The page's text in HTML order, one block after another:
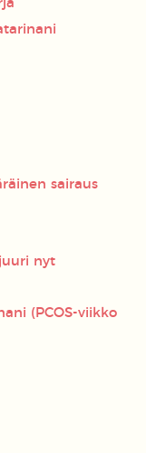
sairaus
nyt
(PCOS-viikko